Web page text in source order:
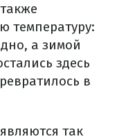
температуру:
а зимой
здесь
в
так